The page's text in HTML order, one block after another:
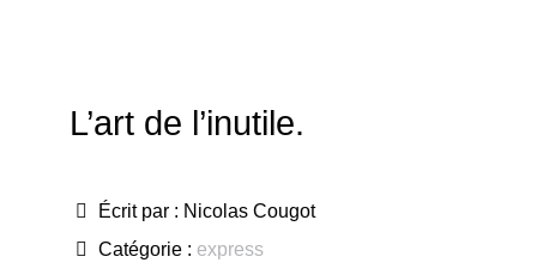
L’art de l’inutile.
Écrit par : Nicolas Cougot
Catégorie : express